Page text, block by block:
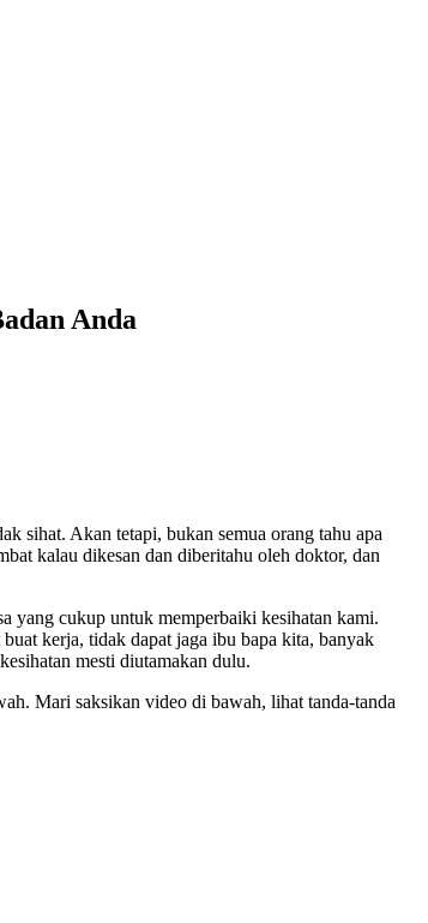
Anda
sihat. Akan tetapi, bukan semua orang tahu apa
kalau dikesan dan diberitahu oleh doktor, dan
yang cukup untuk memperbaiki kesihatan kami.
kerja, tidak dapat jaga ibu bapa kita, banyak
mesti diutamakan dulu.
Mari saksikan video di bawah, lihat tanda-tanda